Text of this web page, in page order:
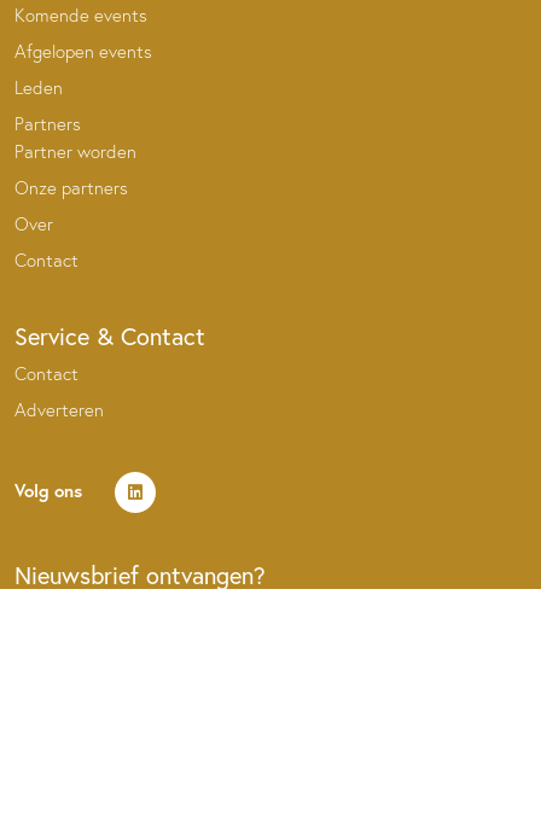
Komende events
Afgelopen events
Leden
Partners
Partner worden
Onze partners
Over
Contact
Service & Contact
Contact
Adverteren
Volg ons
Nieuwsbrief ontvangen?